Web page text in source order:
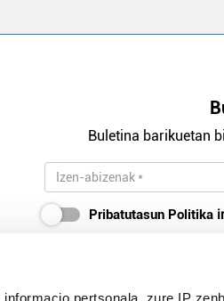
Buletina barikuetan
Pribatutasun Politika